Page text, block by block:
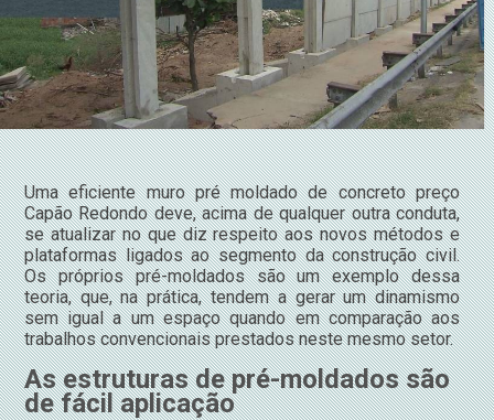
Uma eficiente muro pré moldado de concreto preço
Capão Redondo deve, acima de qualquer outra conduta,
se atualizar no que diz respeito aos novos métodos e
plataformas ligados ao segmento da construção civil.
Os próprios pré-moldados são um exemplo dessa
teoria, que, na prática, tendem a gerar um dinamismo
sem igual a um espaço quando em comparação aos
trabalhos convencionais prestados neste mesmo setor.
As estruturas de pré-moldados são
de fácil aplicação